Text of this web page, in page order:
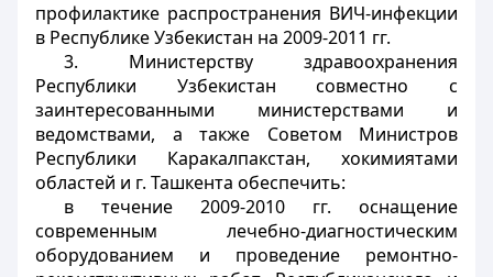
профилактике распространения ВИЧ-инфекции
в Республике Узбекистан на 2009-2011 гг.
3. Министерству здравоохранения
Республики Узбекистан совместно с
заинтересованными министерствами и
ведомствами, а также Советом Министров
Республики Каракалпакстан, хокимиятами
областей и г. Ташкента обеспечить:
в течение 2009-2010 гг. оснащение
современным лечебно-диагностическим
оборудованием и проведение ремонтно-